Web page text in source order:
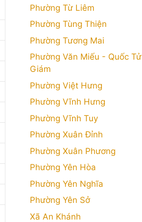
Phường Từ Liêm
Phường Tùng Thiện
Phường Tương Mai
Phường Văn Miếu - Quốc Tử
Giám
Phường Việt Hưng
Phường Vĩnh Hưng
Phường Vĩnh Tuy
Phường Xuân Đỉnh
Phường Xuân Phương
Phường Yên Hòa
Phường Yên Nghĩa
Phường Yên Sở
Xã An Khánh